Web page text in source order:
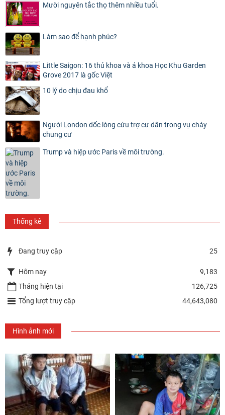
Mười nguyên tắc thọ thêm nhiều tuổi.
Làm sao để hạnh phúc?
Little Saigon: 16 thủ khoa và á khoa Học Khu Garden
Grove 2017 là gốc Việt
10 lý do chịu đau khổ
Người London dốc lòng cứu trợ cư dân trong vụ cháy
chung cư
Trump và hiệp ước Paris về môi trường.
Thống kê
Đang truy cập 25
Hôm nay
9,183
Tháng hiện tại
126,725
Tổng lượt truy cập
44,643,080
Hình ảnh mới